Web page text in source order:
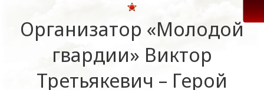
Организатор «Молодой
гвардии» Виктор
Третьякевич – Герой